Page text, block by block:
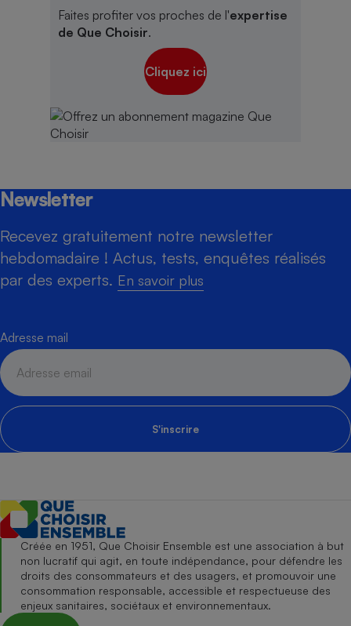
Faites profiter vos proches de l'expertise
de Que Choisir.
Cliquez ici
Newsletter
Recevez gratuitement notre newsletter
hebdomadaire ! Actus, tests, enquêtes réalisés
par des experts. En savoir plus
Adresse mail
S'inscrire
Créée en 1951, Que Choisir Ensemble est une association à but
non lucratif qui agit, en toute indépendance, pour défendre les
droits des consommateurs et des usagers, et promouvoir une
consommation responsable, accessible et respectueuse des
enjeux sanitaires, sociétaux et environnementaux.